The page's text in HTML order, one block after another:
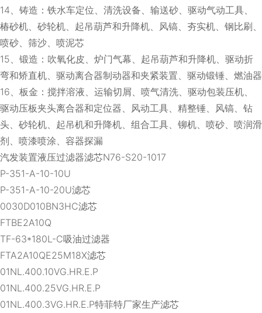
14、铸造：铁水车定位、清洗设备、输送砂、驱动气动工具、
椿砂机、砂轮机、起吊葫芦和升降机、风镐、夯实机、钢比刷、
喷砂、筛沙、喷泥芯
15、锻造：吹氧化皮、炉门气幕、起吊葫芦和升降机、驱动折
弯和矫直机、驱动离合器制动器和夹紧装置、驱动锻锤、燃油器
16、板金：搅拌溶液、运输切屑、喷气清洗、驱动包装压机、
驱动压板夹头离合器和定位器、风动工具、精整锤、风镐、钻
头、砂轮机、起吊机和升降机、组合工具、铆机、喷砂、喷润滑
剂、喷漆喷涂、容器探漏
汽发装置液压过滤器滤芯N76-S20-1017
P-351-A-10-10U
P-351-A-10-20U滤芯
0030D010BN3HC滤芯
FTBE2A10Q
TF-63*180L-C吸油过滤器
FTA2A10QE25M18X滤芯
01NL.400.10VG.HR.E.P
01NL.400.25VG.HR.E.P
01NL.400.3VG.HR.E.P特菲特厂家生产滤芯